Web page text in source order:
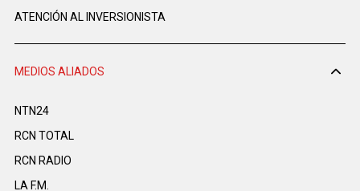
ATENCIÓN AL INVERSIONISTA
MEDIOS ALIADOS
NTN24
RCN TOTAL
RCN RADIO
LA F.M.